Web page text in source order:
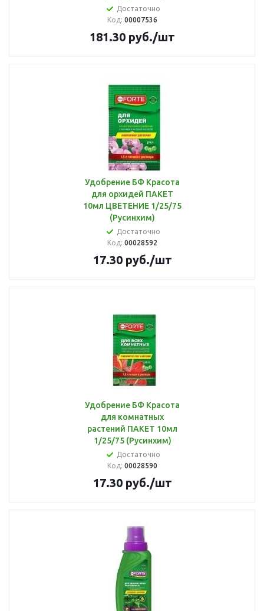
Достаточно
Код: 00007536
181.30 руб./шт
Удобрение БФ Красота
для орхидей ПАКЕТ
10мл ЦВЕТЕНИЕ 1/25/75
(Русинхим)
Достаточно
Код: 00028592
17.30руб./шт
Удобрение БФ Красота
для комнатных
растений ПАКЕТ 10мл
1/25/75 (Русинхим)
Достаточно
Код: 00028590
17.30руб./шт